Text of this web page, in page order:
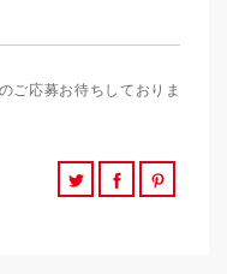
ご応募お待ちしておりま